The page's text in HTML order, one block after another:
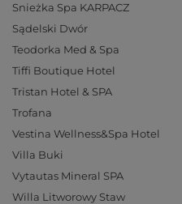
Snieżka Spa KARPACZ
Sądelski Dwór
Teodorka Med & Spa
Tiffi Boutique Hotel
Tristan Hotel & SPA
Trofana
Vestina Wellness&Spa Hotel
Villa Buki
Vytautas Mineral SPA
Willa Litworowy Staw